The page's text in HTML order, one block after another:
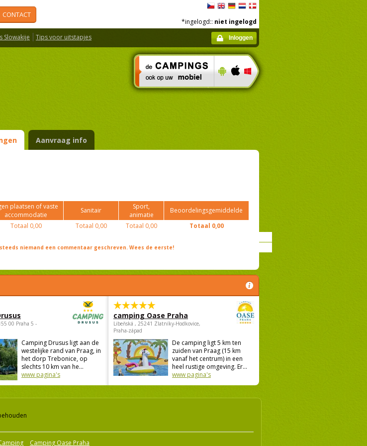
CONTACT
Slowakije Tips voor uitstapjes
*ingelogd:: niet ingelogd
Inloggen
Aanvraag info
plaatsen of vaste
accommodatie
Sanitair
Sport,
animatie
Beoordelingsgemiddelde
Totaal 0,00 Totaal 0,00 Totaal 0,00 Totaal 0,00
niemand een commentaar geschreven. Wees de eerste!
00 Praha 5 -
Camping Drusus ligt aan de
westelijke rand van Praag, in
het dorp Trebonice, op
slechts 10 km van he...
www pagina's
camping Oase Praha
Libeňská , 25241 Zlatníky-Hodkovice,
Praha-západ
De camping ligt 5 km ten
zuiden van Praag (15 km
vanaf het centrum) in een
heel rustige omgeving. Er...
www pagina's
Camping Oase Praha